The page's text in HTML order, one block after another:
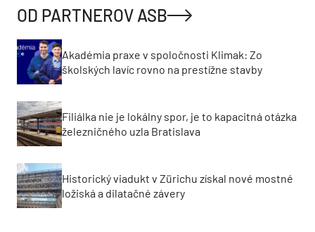
OD PARTNEROV ASB
Akadémia praxe v spoločnosti Klimak: Zo
školských lavíc rovno na prestížne stavby
Filiálka nie je lokálny spor, je to kapacitná otázka
železničného uzla Bratislava
Historický viadukt v Zürichu získal nové mostné
ložiská a dilatačné závery